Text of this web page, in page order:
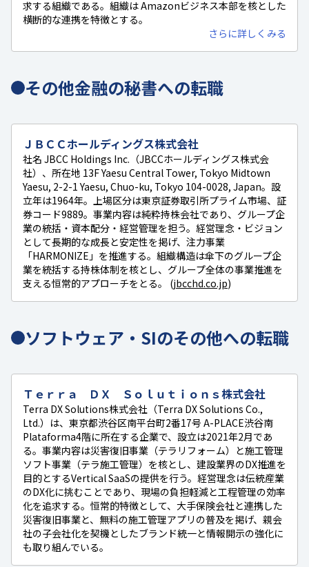
求する組織である。組織は Amazonビジネス本部を核とした
横断的な連携を特徴とする。
さらに詳しくみる
その他金融の秘書への転職
ＪＢＣＣホールディングス株式会社
社名 JBCC Holdings Inc.（JBCCホールディングス株式会
社）、所在地 13F Yaesu Central Tower, Tokyo Midtown
Yaesu, 2-2-1 Yaesu, Chuo-ku, Tokyo 104-0028, Japan。設
立年は1964年。上場区分は東京証券取引所プライム市場、証
券コード9889。事業内容は純粋持株会社であり、グループ企
業の統括・資本配分・経営管理を担う。経営理念・ビジョン
として長期的な成長と安定性を掲げ、注力事業
「HARMONIZE」を推進する。組織構造は傘下のグループ企
業を統括する持株体制を核とし、グループ全体の事業推進を
支える恒常的アプローチをとる。 (jbcchd.co.jp)
ソフトウェア・SIのその他への転職
Ｔｅｒｒａ ＤＸ Ｓｏｌｕｔｉｏｎｓ株式会社
Terra DX Solutions株式会社（Terra DX Solutions Co.,
Ltd.）は、東京都渋谷区南平台町2番17号 A-PLACE渋谷南
Plataforma4階に所在する企業で、設立は2021年2月であ
る。事業内容は災害復旧事業（テラリフォーム）と施工管理
ソフト事業（テラ施工管理）を核とし、建設業界のDX推進を
目的とするVertical SaaSの提供を行う。経営理念は伝統産業
のDX化に挑むことであり、現場の負担軽減と工程管理の効率
化を追求する。恒常的特徴として、大手保険会社と連携した
災害復旧事業と、無料の施工管理アプリの普及を掲げ、親会
社の子会社化を契機としたブランド統一と情報開示の強化に
も取り組んでいる。